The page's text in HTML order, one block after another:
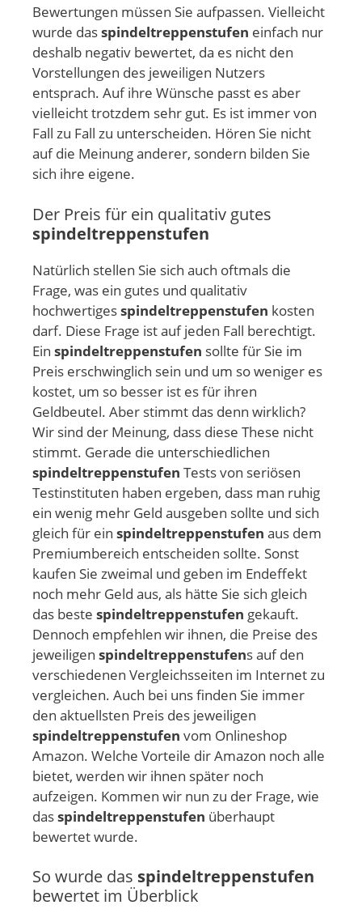
Bewertungen müssen Sie aufpassen. Vielleicht
wurde dasspindeltreppenstufen einfach nur
deshalb negativ bewertet, da es nicht den
Vorstellungen des jeweiligen Nutzers
entsprach. Auf ihre Wünsche passt es aber
vielleicht trotzdem sehr gut. Es ist immer von
Fall zu Fall zu unterscheiden. Hören Sie nicht
auf die Meinung anderer, sondern bilden Sie
sich ihre eigene.
Der Preis für ein qualitativ gutes
spindeltreppenstufen
Natürlich stellen Sie sich auch oftmals die
Frage, was ein gutes und qualitativ
hochwertigesspindeltreppenstufen kosten
darf. Diese Frage ist auf jeden Fall berechtigt.
Ein spindeltreppenstufen sollte für Sie im
Preis erschwinglich sein und um so weniger es
kostet, um so besser ist es für ihren
Geldbeutel. Aber stimmt das denn wirklich?
Wir sind der Meinung, dass diese These nicht
stimmt. Gerade die unterschiedlichen
spindeltreppenstufen Tests von seriösen
Testinstituten haben ergeben, dass man ruhig
ein wenig mehr Geld ausgeben sollte und sich
gleich für ein spindeltreppenstufen aus dem
Premiumbereich entscheiden sollte. Sonst
kaufen Sie zweimal und geben im Endeffekt
noch mehr Geld aus, als hätte Sie sich gleich
das beste spindeltreppenstufen gekauft.
Dennoch empfehlen wir ihnen, die Preise des
jeweiligen spindeltreppenstufens auf den
verschiedenen Vergleichsseiten im Internet zu
vergleichen. Auch bei uns finden Sie immer
den aktuellsten Preis des jeweiligen
spindeltreppenstufen vom Onlineshop
Amazon. Welche Vorteile dir Amazon noch alle
bietet, werden wir ihnen später noch
aufzeigen. Kommen wir nun zu der Frage, wie
dasspindeltreppenstufen überhaupt
bewertet wurde.
So wurde das spindeltreppenstufen
bewertet im Überblick